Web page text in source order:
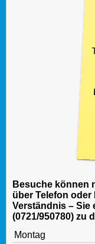
Besuche können
über Telefon oder
Verständnis – Sie
(0721/950780) zu
Montag